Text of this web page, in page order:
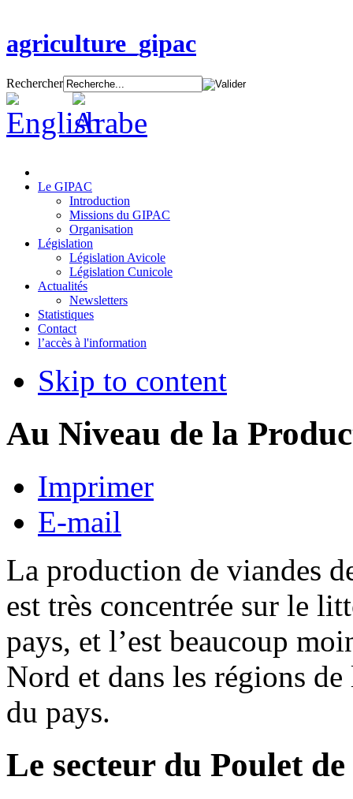
agriculture_gipac
Rechercher
Le GIPAC
Introduction
Missions du GIPAC
Organisation
Législation
Législation Avicole
Législation Cunicole
Actualités
Newsletters
Statistiques
Contact
l’accès à l'information
Skip to content
Au Niveau de la
Imprimer
E-mail
La production de viandes
est très concentrée sur le
pays, et l’est beaucoup
Nord et dans les régions de
du pays.
Le secteur du Poulet